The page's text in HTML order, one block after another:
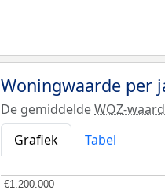
Woningwaarde per
De gemiddeldeWOZ-
Grafiek
Tabel
€1.200.000
€1.200.000